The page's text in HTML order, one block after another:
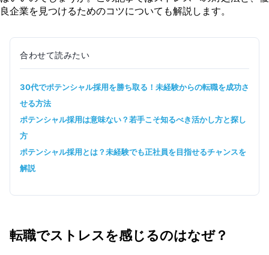
ストレスを減らして働ける企業の特徴
ノースキルでも条件がいい企業に入れるの？
良企業を見つけるためのコツについても解説します。
合わせて読みたい
30代でポテンシャル採用を勝ち取る！未経験からの転職を成功さ
せる方法
ポテンシャル採用は意味ない？若手こそ知るべき活かし方と探し
方
ポテンシャル採用とは？未経験でも正社員を目指せるチャンスを
解説
転職でストレスを感じるのはなぜ？